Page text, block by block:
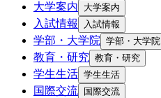
大学案内 大学案内
入試情報 入試情報
学部・大学院 学部・大学院
教育・研究 教育・研究
学生生活 学生生活
国際交流 国際交流